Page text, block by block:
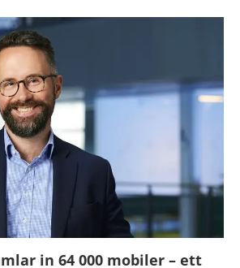
in 64 000 mobiler – ett